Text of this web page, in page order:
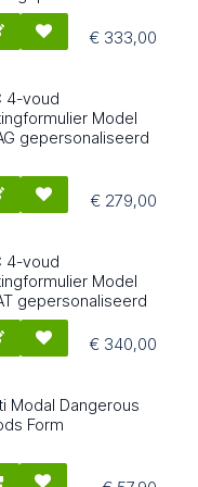
€ 333,00
Gepersonaliseerd
4-voud
Model
gepersonaliseerd
€ 279,00
Gepersonaliseerd
4-voud
Model
gepersonaliseerd
€ 340,00
Modal Dangerous
Form